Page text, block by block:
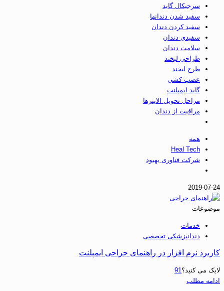
سرجیکال گاید
سفید شدن دندانها
سفید کردن دندان
سفیدی دندان
سلامت دندان
طراحی لبخند
طرح لبخند
عصب کشی
گاید ایمپلنت
مراحل تحویل الاینرها
مراقبت از دندان
همه
Heal Tech
شرکت فناوری بهبود
2019-07-
خدمات
دندانپزشکی تخصصی
نرم افزار در راهنمای جراحی ایمپلنت
می کنید؟91
مطلب